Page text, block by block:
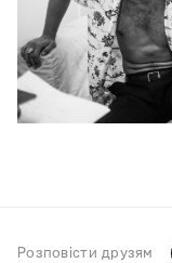
Розповiсти друзям